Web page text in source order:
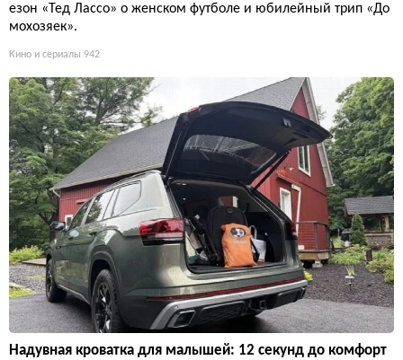
езон «Тед Лассо» о женском футболе и юбилейный трип «До
мохозяек».
Кино и сериалы 942
Надувная кроватка для малышей: 12 секунд до комфорт